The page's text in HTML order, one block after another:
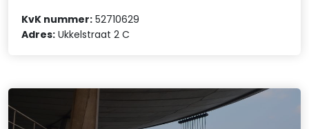
KvK nummer: 52710629
Adres: Ukkelstraat 2 C